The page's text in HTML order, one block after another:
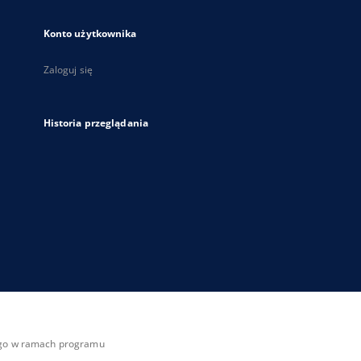
Konto użytkownika
Zaloguj się
Historia przeglądania
w ramach programu